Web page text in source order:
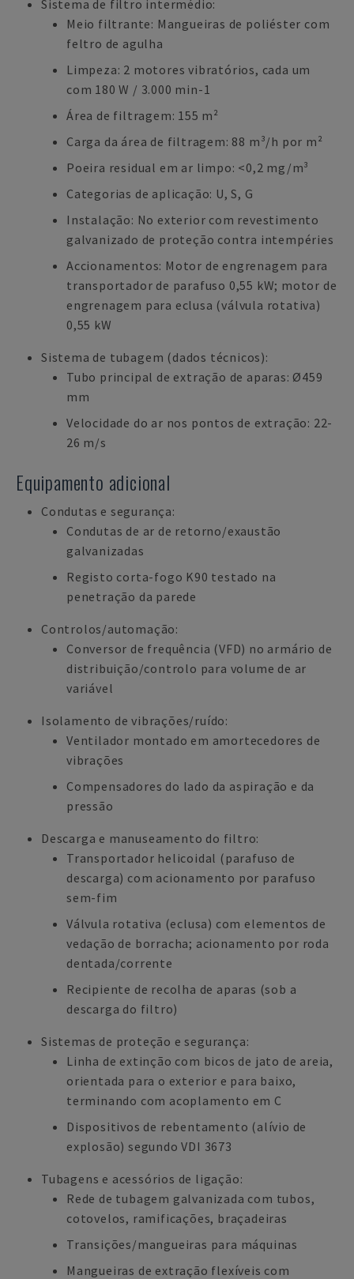
Sistema de filtro intermédio:
Meio filtrante: Mangueiras de poliéster com
feltro de agulha
Limpeza: 2 motores vibratórios, cada um
com 180 W / 3.000 min-1
Área de filtragem: 155 m²
Carga da área de filtragem: 88 m³/h por m²
Poeira residual em ar limpo: <0,2 mg/m³
Categorias de aplicação: U, S, G
Instalação: No exterior com revestimento
galvanizado de proteção contra intempéries
Accionamentos: Motor de engrenagem para
transportador de parafuso 0,55 kW; motor de
engrenagem para eclusa (válvula rotativa)
0,55 kW
Sistema de tubagem (dados técnicos):
Tubo principal de extração de aparas: Ø459
mm
Velocidade do ar nos pontos de extração: 22-
26 m/s
Equipamento adicional
Condutas e segurança:
Condutas de ar de retorno/exaustão
galvanizadas
Registo corta-fogo K90 testado na
penetração da parede
Controlos/automação:
Conversor de frequência (VFD) no armário de
distribuição/controlo para volume de ar
variável
Isolamento de vibrações/ruído:
Ventilador montado em amortecedores de
vibrações
Compensadores do lado da aspiração e da
pressão
Descarga e manuseamento do filtro:
Transportador helicoidal (parafuso de
descarga) com acionamento por parafuso
sem-fim
Válvula rotativa (eclusa) com elementos de
vedação de borracha; acionamento por roda
dentada/corrente
Recipiente de recolha de aparas (sob a
descarga do filtro)
Sistemas de proteção e segurança:
Linha de extinção com bicos de jato de areia,
orientada para o exterior e para baixo,
terminando com acoplamento em C
Dispositivos de rebentamento (alívio de
explosão) segundo VDI 3673
Tubagens e acessórios de ligação:
Rede de tubagem galvanizada com tubos,
cotovelos, ramificações, braçadeiras
Transições/mangueiras para máquinas
Mangueiras de extração flexíveis com